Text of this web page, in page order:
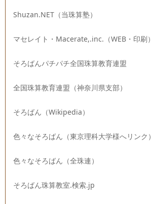
Shuzan.NET（当珠算塾）
マセレイト・Macerate,.inc.（WEB・印刷）
そろばんパチパチ全国珠算教育連盟
全国珠算教育連盟（神奈川県支部）
そろばん（Wikipedia）
色々なそろばん（東京理科大学様へリンク）
色々なそろばん（全珠連）
そろばん珠算教室.検索.jp